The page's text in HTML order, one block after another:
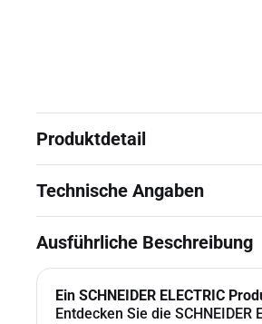
Produktdetail
Technische Angaben
Ausführliche Beschreibung
Ein SCHNEIDER ELECTRIC
Entdecken Sie die SCHNEIDER